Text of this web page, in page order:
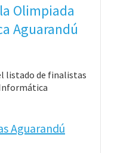
Olimpiada
Aguarandú
listado de finalistas
Aguarandú